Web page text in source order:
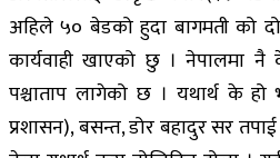
अहिले ५० बेडको हुदा बागमती को
कार्यवाही खाएको छु । नेपालमा
पश्चाताप लागेको छ । यथार्थ के
प्रशासन), बसन्त, डोर बहादुर सर